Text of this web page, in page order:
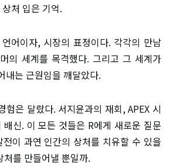
처 입은 기억.
어이자, 시장의 표정이다. 각각의 만남
의 세계를 목격했다. 그리고 그 세계가
내는 근원임을 깨달았다.
험은 달랐다. 서지윤과의 재회, APEX 시
신. 이 모든 것들은 R에게 새로운 질문
이 과연 인간의 상처를 치유할 수 있을
를 만들어낼 뿐일까.